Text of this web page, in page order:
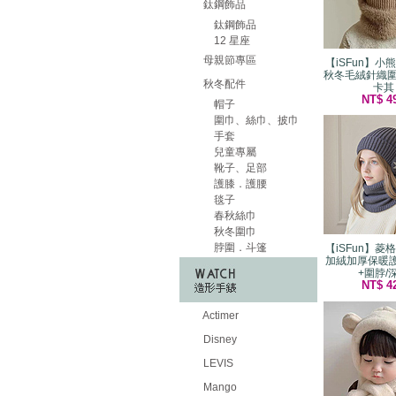
鈦鋼飾品
鈦鋼飾品
12 星座
母親節專區
秋冬配件
帽子
圍巾、絲巾、披巾
手套
兒童專屬
靴子、足部
護膝．護腰
毯子
春秋絲巾
秋冬圍巾
脖圍．斗篷
Actimer
Disney
LEVIS
Mango
【iSFun】小
秋冬毛絨針織
卡其
NT$
【iSFun】菱
加絨加厚保暖
+圍脖/
NT$